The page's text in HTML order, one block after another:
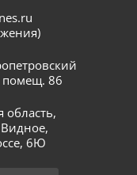
помещ. 86
область,
6Ю